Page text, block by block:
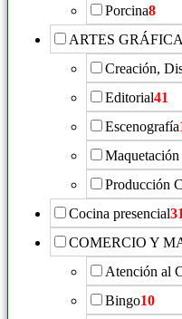
Porcina8
ARTES
Creación,
Editorial41
Escenografía
Producción
Cocina presencial31
COMERCIO Y
Atención al
Bingo10